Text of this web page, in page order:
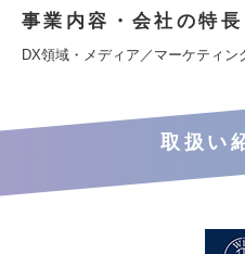
事業内容・会社の特長
DX領域・メディア／マーケティン
取扱い